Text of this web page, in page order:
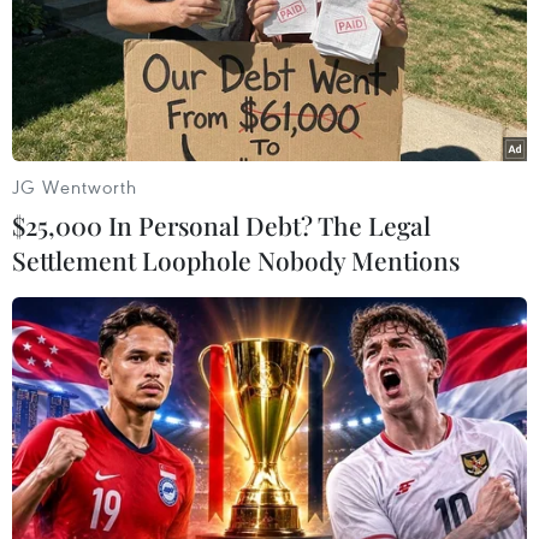
Phạt 42,5 triệu đồng và trục xuất tài xế vi
phạm quy định phòng dịch
28/09/2021 06:44
JG Wentworth
$25,000 In Personal Debt? The Legal
Settlement Loophole Nobody Mentions